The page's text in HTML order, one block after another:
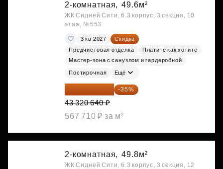
2-комнатная, 49.6м²
ЖК Сидней Сити, 6.3 корпус, 3 секция, 10
этаж, №553
3 кв 2027
Скидка
Предчистовая отделка
Платите как хотите
Мастер-зона с санузлом и гардеробной
Постирочная Ещё
28 158 416 ₽ -35%
43 320 640 ₽
567 710 ₽ за м²
2-комнатная, 49.8м²
ЖК Сидней Сити, 6.3 корпус, 3 секция, 12